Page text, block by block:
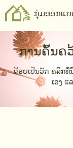
ກຸ່ມອອກແບ
ການຄົ້ນຄ
ຂ້ອຍເປັນວັກ. ຄລິກ
ເອງ ແ